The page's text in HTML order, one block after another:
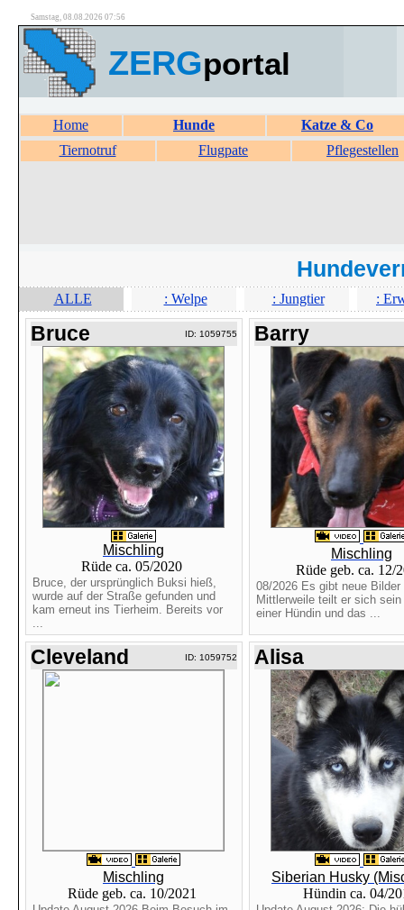
Samstag, 08.08.2026 07:56
ZERGportal
Home Hunde
Katze & Co
Tiernotruf
Flugpate Pflegestellen
ALLE : Welpe : Jungtier :
Bruce ID: 1059755
Mischling
Rüde ca. 05/2020
Bruce, der ursprünglich Buksi hieß,
wurde auf der Straße gefunden und
kam erneut ins Tierheim. Bereits vor
...
Barry
Mischling
Rüde geb. ca. 12/
08/2026 Es gibt neue Bilder
Mittlerweile teilt er sich
einer Hündin und das ...
Cleveland ID: 1059752
Mischling
Rüde geb. ca. 10/2021
Alisa
Siberian Husky
Hündin ca. 04/